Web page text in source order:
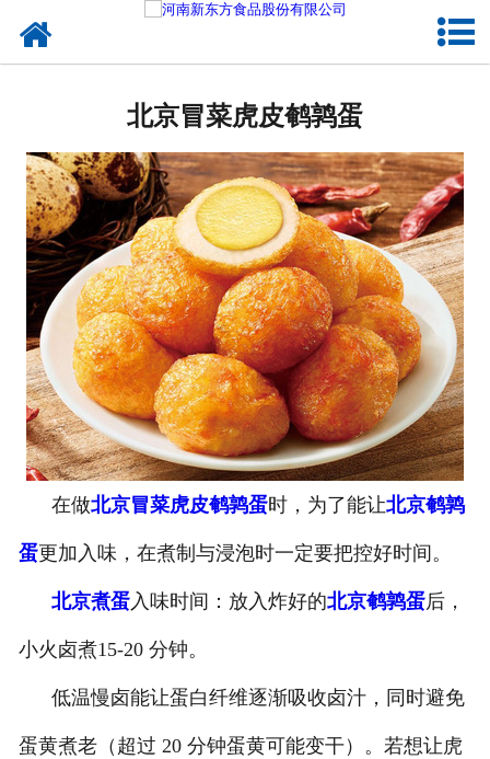
北京熟食品
北京调味品
北京鸡蛋壳粉
北京新东方食品
北京食品代加工
北京精忠报国八大锤典故版
- 北京茶香味卤蛋
北京冒菜虎皮鹌鹑蛋
在做北京冒菜虎皮鹌鹑蛋时，为了能让北京鹌鹑
蛋更加入味，在煮制与浸泡时一定要把控好时间。
北京煮蛋入味时间：放入炸好的北京鹌鹑蛋后，
小火卤煮15-20 分钟。
低温慢卤能让蛋白纤维逐渐吸收卤汁，同时避免
蛋黄煮老（超过 20 分钟蛋黄可能变干）。若想让虎